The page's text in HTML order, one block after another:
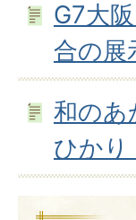
G7大
合の展
和のあ
ひか